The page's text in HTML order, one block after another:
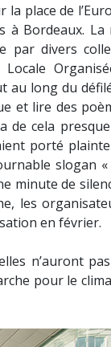
la place de
Bordeaux. La
par divers
Locale
au long du
et lire des
de cela
porté
slogan
minute de
les
en février.
n’auront
pour le